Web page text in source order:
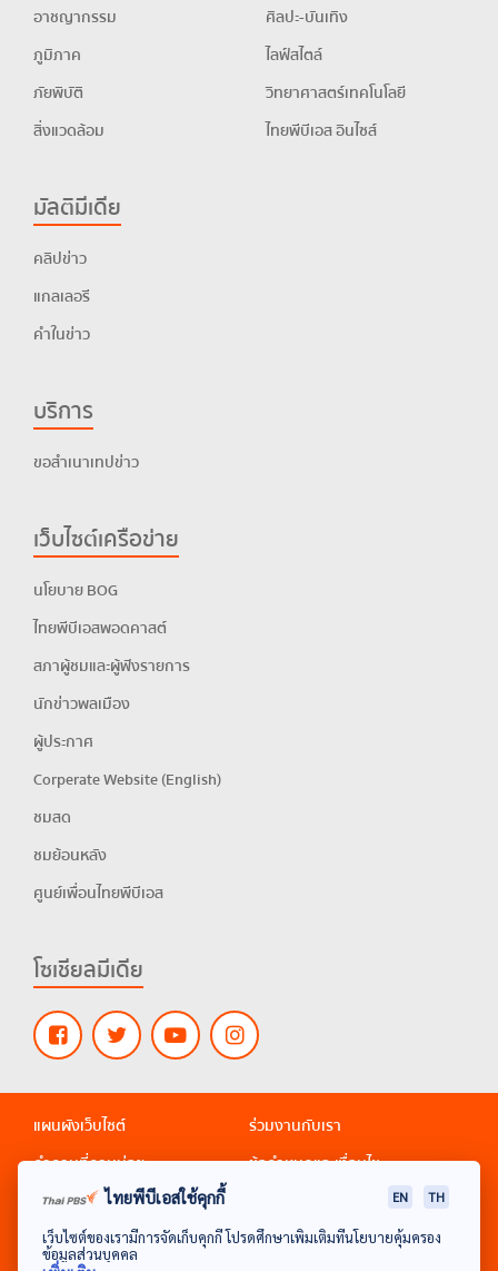
อาชญากรรม
ภูมิภาค
ภัยพิบัติ
สิ่งแวดล้อม
ศิลปะ-บันเทิง
ไลฟ์สไตล์
วิทยาศาสตร์เทคโนโลยี
ไทยพีบีเอส อินไซส์
มัลติมีเดีย
คลิปข่าว
แกลเลอรี
คำในข่าว
บริการ
ขอสำเนาเทปข่าว
เว็บไซต์เครือข่าย
นโยบาย BOG
ไทยพีบีเอสพอดคาสต์
สภาผู้ชมและผู้ฟังรายการ
นักข่าวพลเมือง
ผู้ประกาศ
Corperate Website (English)
ชมสด
ชมย้อนหลัง
ศูนย์เพื่อนไทยพีบีเอส
โซเชียลมีเดีย
แผนผังเว็บไซต์
คำถามที่ถามบ่อย
นโยบายส่วนบุคคล
ร่วมงานกับเรา
ข้อกำหนดและเงื่อนไข
รับเรื่องร้องเรียนจริยธรรม
ไทยพีบีเอสใช้คุกกี้ EN TH
เว็บไซต์ของเรามีการจัดเก็บคุกกี้ โปรดศึกษาเพิ่มเติมที่นโยบายคุ้มครอง
ข้อมูลส่วนบุคคล